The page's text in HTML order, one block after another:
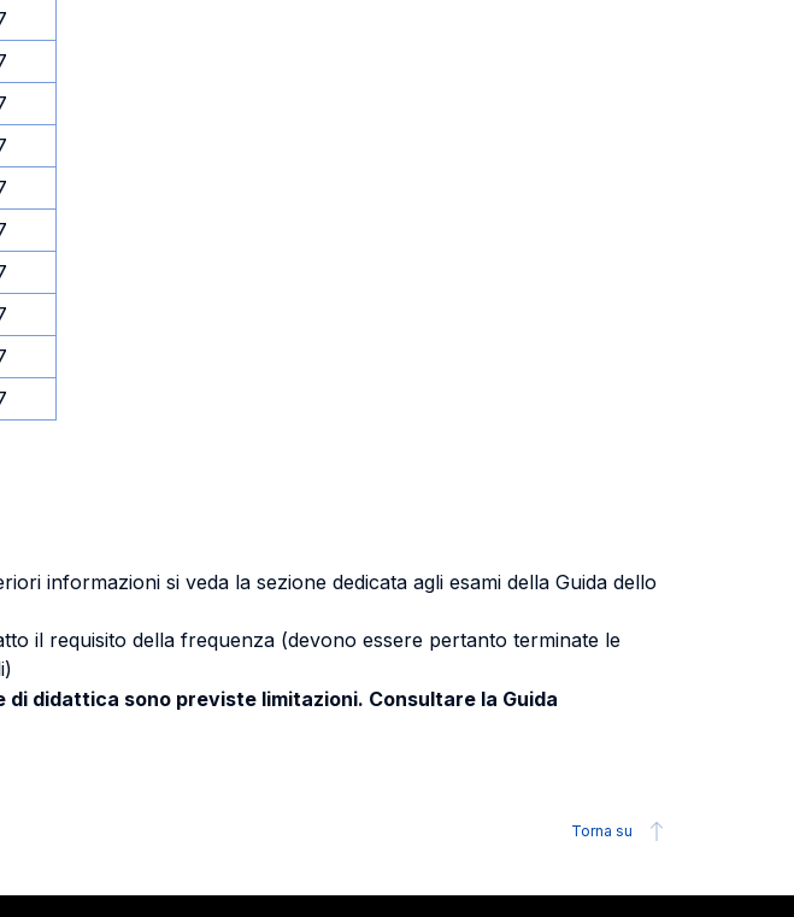
informazioni si veda la sezione dedicata agli esami della Guida dello
il requisito della frequenza (devono essere pertanto terminate le
didattica sono previste limitazioni. Consultare la Guida
Torna su